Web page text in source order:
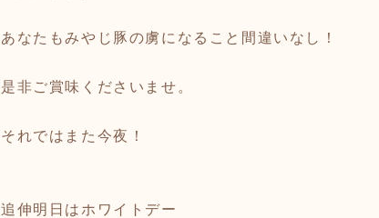
あなたもみやじ豚の虜になること間違いなし！
是非ご賞味くださいませ。
それではまた今夜！
追伸明日はホワイトデー